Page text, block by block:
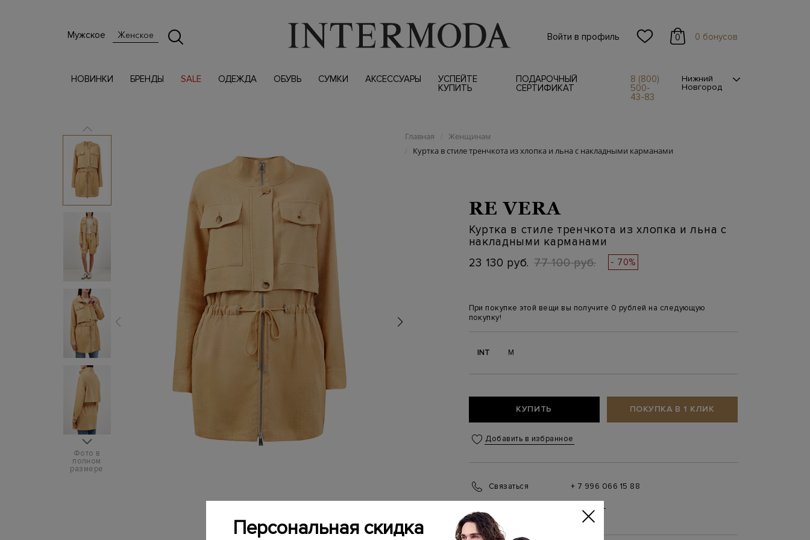
Мужское Женское Войти в профиль 0 0 бонусов
НОВИНКИ БРЕНДЫ SALE ОДЕЖДА ОБУВЬ СУМКИ АКСЕССУАРЫ
УСПЕЙТЕ
КУПИТЬ
ПОДАРОЧНЫЙ
СЕРТИФИКАТ
8 (800)
500-
43-83
Нижний
Новгород
Фото в
полном
размере
Главная / Женщинам
/ Куртка в стиле тренчкота из хлопка и льна с накладными карманами
RE VERA
Куртка в стиле тренчкота из хлопка и льна с
накладными карманами
23 130 руб. 77 100 руб. - 70%
При покупке этой вещи вы получите 0 рублей на следующую
покупку!
INT M
КУПИТЬ ПОКУПКА В 1 КЛИК
Добавить в избранное
Связаться
+ 7 996 066 15 88
Менеджер бутика вMAX,Telegram
(ежедневно с 10:00 до 21:00)
Персональная скидка